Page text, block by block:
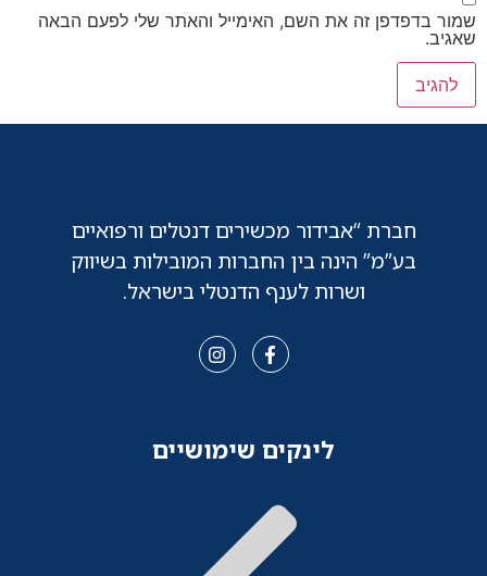
שמור בדפדפן זה את השם, האימייל והאתר שלי לפעם הבאה
שאגיב.
חברת “אבידור מכשירים דנטלים ורפואיים
בע”מ” הינה בין החברות המובילות בשיווק
ושרות לענף הדנטלי בישראל.
לינקים שימושיים